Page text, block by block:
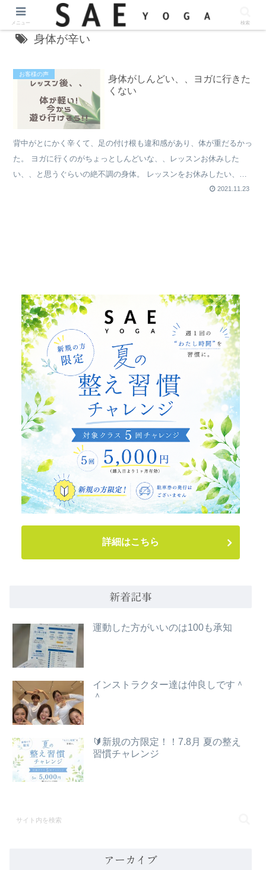
身体が辛い
お客様の声
身体がしんどい、、ヨガに行きた
くない
背中がとにかく辛くて、足の付け根も違和感があり、体が重だるかっ
た。 ヨガに行くのがちょっとしんどいな、、レッスンお休みした
い、、と思うぐらいの絶不調の身体。 レッスンをお休みしたい、、
と思うのはほとんどないことなので、、自分で少しびっくりし...
2021.11.23
詳細はこちら
新着記事
運動した方がいいのは100も承知
インストラクター達は仲良しです＾
＾
🔰新規の方限定！！7.8月 夏の整え
習慣チャレンジ
アーカイブ
メニュー 検索